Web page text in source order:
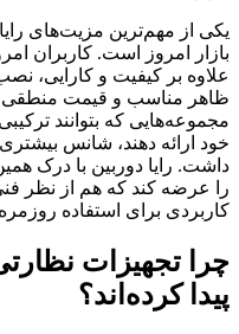
یکی از مهم‌ترین مزیت‌های
بازار امروز است. کاربران
علاوه بر کیفیت و کارایی،
ظاهر مناسب و قیمت منطقی
مجموعه‌هایی که بتوانند
خود ارائه دهند، شانس
داشت. رایا دوربین با درک
را عرضه کند که هم از نظر
کاربردی برای استفاده
چرا تجهیزات
پیدا کرده‌اند؟